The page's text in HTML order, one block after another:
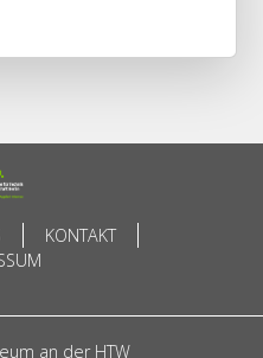
KONTAKT
an der HTW